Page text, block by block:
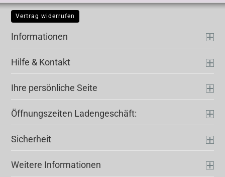
Vertrag widerrufen
Informationen
Hilfe & Kontakt
Ihre persönliche Seite
Öffnungszeiten Ladengeschäft:
Sicherheit
Weitere Informationen